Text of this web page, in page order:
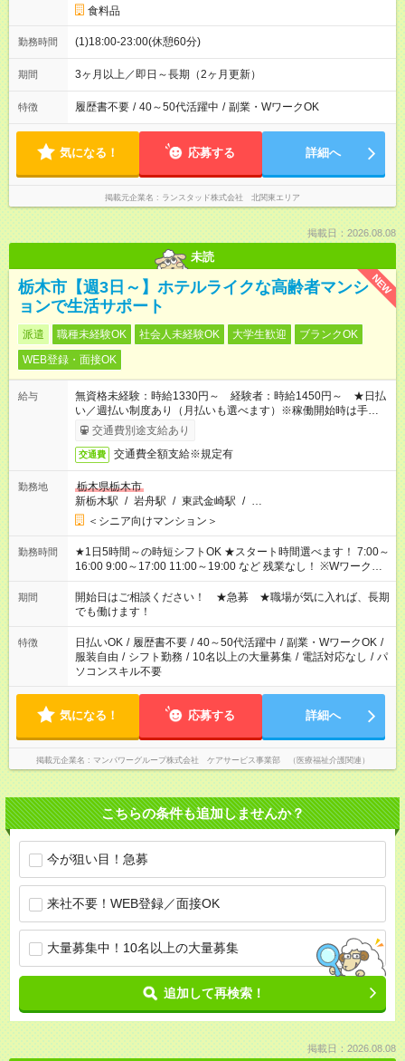
食料品
勤務時間 (1)18:00-23:00(休憩60分)
期間 3ヶ月以上／即日～長期（2ヶ月更新）
特徴 履歴書不要 / 40～50代活躍中 / 副業・WワークOK
気になる！ 応募する 詳細へ
掲載元企業名 ランスタッド株式会社 北関東エリア
掲載日：2026.08.08
未読
NEW
栃木市【週3日～】ホテルライクな高齢者マンシ
ョンで生活サポート
派遣 職種未経験OK 社会人未経験OK 大学生歓迎
ブランクOK
WEB登録・面接OK
給与
無資格未経験：時給1330円～ 経験者：時給1450円～ ★日払
い／週払い制度あり（月払いも選べます）※稼働開始時は手続き
完了次第のお支払いとなります。
交通費別途支給あり
交通費 交通費全額支給※規定有
勤務地
栃木県栃木市
新栃木駅 / 岩舟駅 / 東武金崎駅 / …
＜シニア向けマンション＞
勤務時間
★1日5時間～の時短シフトOK ★スタート時間選べます！ 7:00～
16:00 9:00～17:00 11:00～19:00 など 残業なし！ ※Wワークの
場合、他のお仕事と合わせ週40時間超の就業はご案内できませ
ん ※法令に基づき、週20時間以上勤務は社会保険への加入対象
となります ※労働者派遣法（日雇い派遣の原則禁止）により、
短時間・短期間の就業はご案内が難しい場合があります
期間
開始日はご相談ください！ ★急募 ★職場が気に入れば、長期
でも働けます！
特徴 日払いOK / 履歴書不要 / 40～50代活躍中 / 副業・WワークOK /
服装自由 / シフト勤務 / 10名以上の大量募集 / 電話対応なし / パ
ソコンスキル不要
気になる！ 応募する 詳細へ
掲載元企業名 マンパワーグループ株式会社 ケアサービス事業部 （医療福祉介護関連）
こちらの条件も追加しませんか？
今が狙い目！急募
来社不要！WEB登録／面接OK
大量募集中！10名以上の大量募集
追加して再検索！
掲載日：2026.08.08